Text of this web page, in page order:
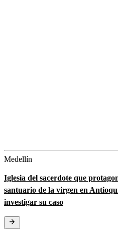
Medellín
Iglesia del sacerdote que
santuario de la virgen en
investigar su caso